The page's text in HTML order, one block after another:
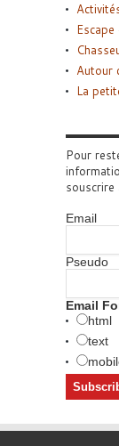
Autour
La
Pour
souscrire
Email
Pseudo
Email
html
text